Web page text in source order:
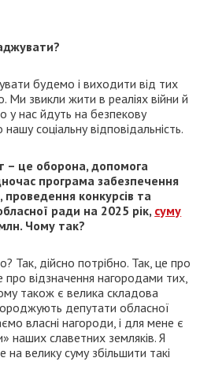
будемо і виходити від тих
звикли жити в реаліях війни й
у нас йдуть на безпекову
соціальну відповідальність.
– це оборона, допомога
програма забезпечення
проведення конкурсів та
ради на 2025 рік, суму
Чому так?
Так, дійсно потрібно. Так, це про
відзначення нагородами тих,
також є велика складова
депутати обласної
власні нагороди, і для мене є
наших славетних земляків. Я
велику суму збільшити такі